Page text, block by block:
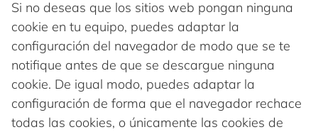
Si no deseas que los sitios web pongan ninguna
cookie en tu equipo, puedes adaptar la
configuración del navegador de modo que se te
notifique antes de que se descargue ninguna
cookie. De igual modo, puedes adaptar la
configuración de forma que el navegador rechace
todas las cookies, o únicamente las cookies de